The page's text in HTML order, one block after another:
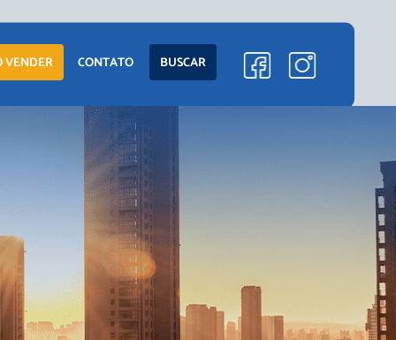
VENDER CONTATO BUSCAR